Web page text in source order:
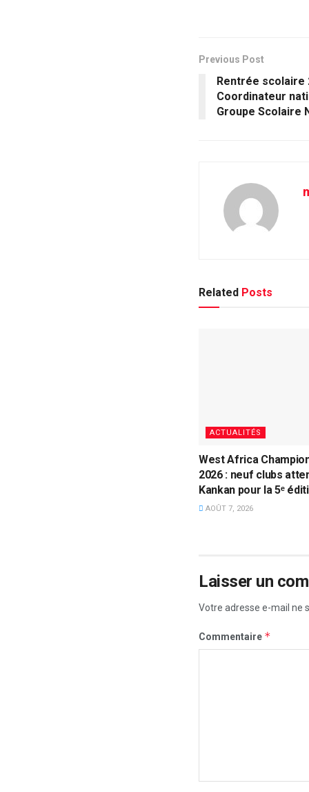
Previous Post
Rentrée scolaire
Coordinateur
Groupe Scolaire
Related Posts
ACTUALITÉS
West Africa
2026 : neuf clubs
Kankan pour la 5ᵉ
AOÛT 7, 2026
Laisser un
Votre adresse e-mail ne
Commentaire *